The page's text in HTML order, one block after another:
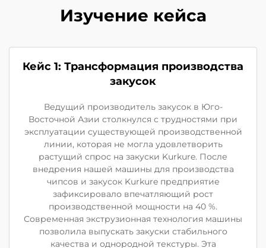
Изучение кейса
Кейс 1: Трансформация производства
закусок
Ведущий производитель закусок в Юго-
Восточной Азии столкнулся с трудностями при
эксплуатации существующей производственной
линии, которая не могла удовлетворить
растущий спрос на закуски Kurkure. После
внедрения нашей машины для производства
чипсов и закусок Kurkure предприятие
зафиксировало впечатляющий рост
производственной мощности на 40 %.
Современная экструзионная технология машины
позволила выпускать закуски стабильного
качества и однородной текстуры. Эта